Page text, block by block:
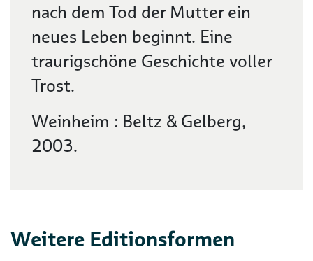
nach dem Tod der Mutter ein
neues Leben beginnt. Eine
traurigschöne Geschichte voller
Trost.
Weinheim : Beltz & Gelberg,
2003.
Weitere Editionsformen